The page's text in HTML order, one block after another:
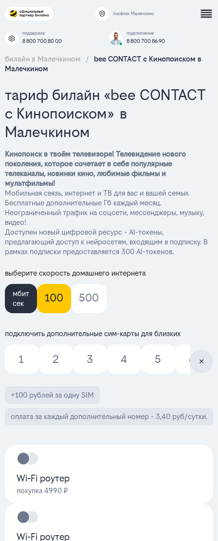
посёлок Малечкино
поддержка
8 800 700 80 00
подключение
8 800 700 86 90
билайн в Малечкином /
bee CONTACT с Кинопоиском в
Малечкином
тариф билайн «bee CONTACT
с Кинопоиском» в
Малечкином
Кинопоиск в твоём телевизоре! Телевидение нового
поколения, которое сочетает в себе популярные
телеканалы, новинки кино, любимые фильмы и
мультфильмы!
Мобильная связь, интернет и ТВ для вас и вашей семьи.
Бесплатные дополнительные Гб каждый месяц.
Неограниченный трафик на соцсети, мессенджеры, музыку,
видео!
Доступен новый цифровой ресурс - AI-токены,
предлагающий доступ к нейросетям, входящим в подписку. В
рамках подписки предоставляется 300 AI-токенов.
выберите скорость домашнего интернета
мбит
сек
100 500
подключить дополнительные сим-карты для близких
1 2 3 4 5 6
+100 рублей за одну SIM
оплата за каждый дополнительный номер - 3,40 руб/сутки.
Wi-Fi роутер
покупка 4990 ₽
Wi-Fi роутер